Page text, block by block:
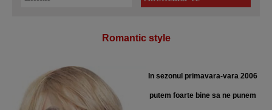
Romantic style
In sezonul primavara-vara 2006
putem foarte bine sa ne punem